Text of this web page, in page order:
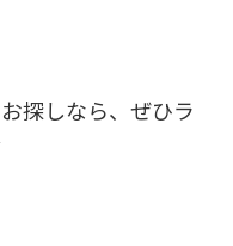
探しなら、ぜひラ